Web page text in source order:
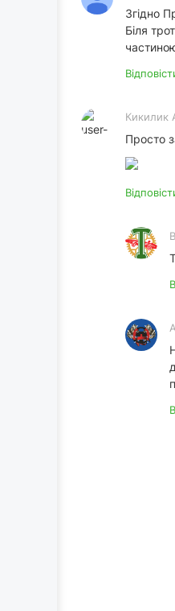
Згідно
Біля
Кикилик
Просто